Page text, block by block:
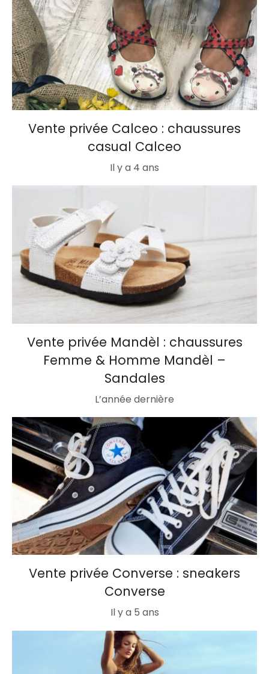
Vente privée Calceo : chaussures
casual Calceo
Il y a 4 ans
Vente privée Mandèl : chaussures
Femme & Homme Mandèl –
Sandales
L’année dernière
Vente privée Converse : sneakers
Converse
Il y a 5 ans